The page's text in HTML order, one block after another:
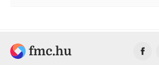
fmc.hu